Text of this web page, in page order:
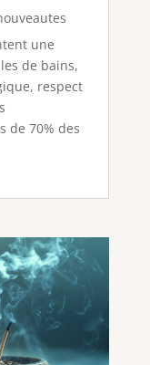
une
de bains,
respect
de 70% des